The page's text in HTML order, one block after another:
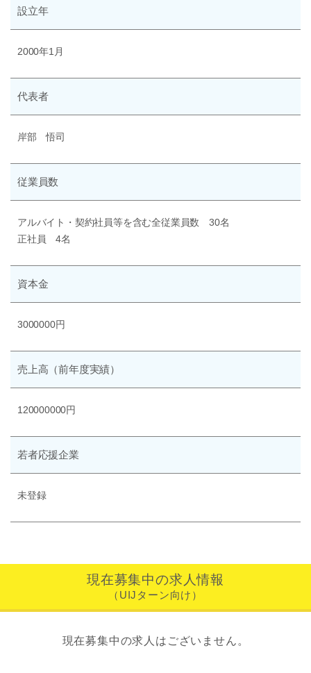
設立年
2000年1月
代表者
岸部 悟司
従業員数
アルバイト・契約社員等を含む全従業員数 30名
正社員 4名
資本金
3000000円
売上高 （前年度実績）
120000000円
若者応援企業
未登録
現在募集中の求人情報
（UIJターン向け）
現在募集中の求人はございません。